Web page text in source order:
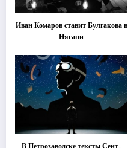
Иван Комаров ставит Булгакова в
Нягани
В Петрозаводске тексты Сент-